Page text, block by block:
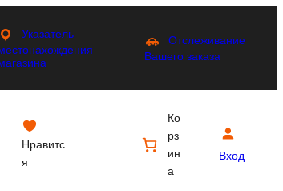
Указатель
Отслеживание
Вашего заказа
Нравитс
я
Ко
рз
ин
а
Вход